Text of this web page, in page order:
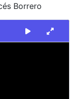
Borrero